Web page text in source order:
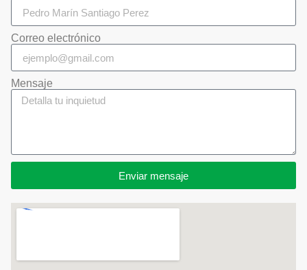
Correo electrónico
Mensaje
Enviar mensaje